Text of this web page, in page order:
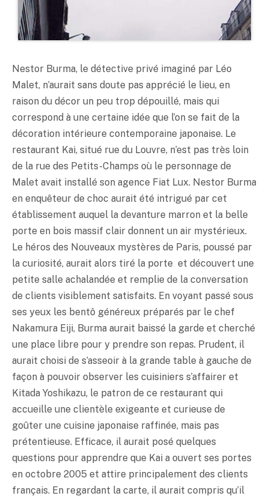
Nestor Burma, le détective privé imaginé par Léo
Malet, n’aurait sans doute pas apprécié le lieu, en
raison du décor un peu trop dépouillé, mais qui
correspond à une certaine idée que l’on se fait de la
décoration intérieure contemporaine japonaise. Le
restaurant Kai, situé rue du Louvre, n’est pas très loin
de la rue des Petits-Champs où le personnage de
Malet avait installé son agence Fiat Lux. Nestor Burma
en enquêteur de choc aurait été intrigué par cet
établissement auquel la devanture marron et la belle
porte en bois massif clair donnent un air mystérieux.
Le héros des Nouveaux mystères de Paris, poussé par
la curiosité, aurait alors tiré la porte et découvert une
petite salle achalandée et remplie de la conversation
de clients visiblement satisfaits. En voyant passé sous
ses yeux les bentô généreux préparés par le chef
Nakamura Eiji, Burma aurait baissé la garde et cherché
une place libre pour y prendre son repas. Prudent, il
aurait choisi de s’asseoir à la grande table à gauche de
façon à pouvoir observer les cuisiniers s’affairer et
Kitada Yoshikazu, le patron de ce restaurant qui
accueille une clientèle exigeante et curieuse de
goûter une cuisine japonaise raffinée, mais pas
prétentieuse. Efficace, il aurait posé quelques
questions pour apprendre que Kai a ouvert ses portes
en octobre 2005 et attire principalement des clients
français. En regardant la carte, il aurait compris qu’il